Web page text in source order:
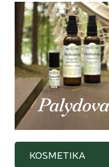
KOSMETIKA